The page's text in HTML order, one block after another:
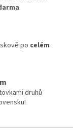
.
po celém
druhů